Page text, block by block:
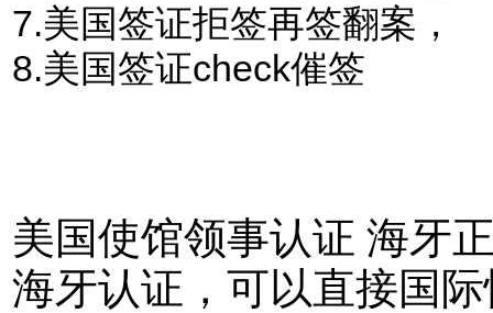
7.美国签证拒签再签翻案，
8.美国签证check催签
美国使馆领事认证 海牙
海牙认证，可以直接国